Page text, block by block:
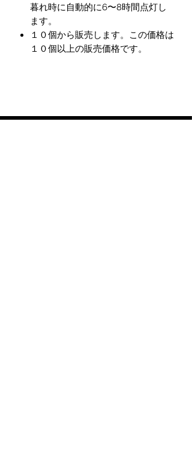
暮れ時に自動的に6〜8時間点灯し
ます。
１０個から販売します。この価格は
１０個以上の販売価格です。